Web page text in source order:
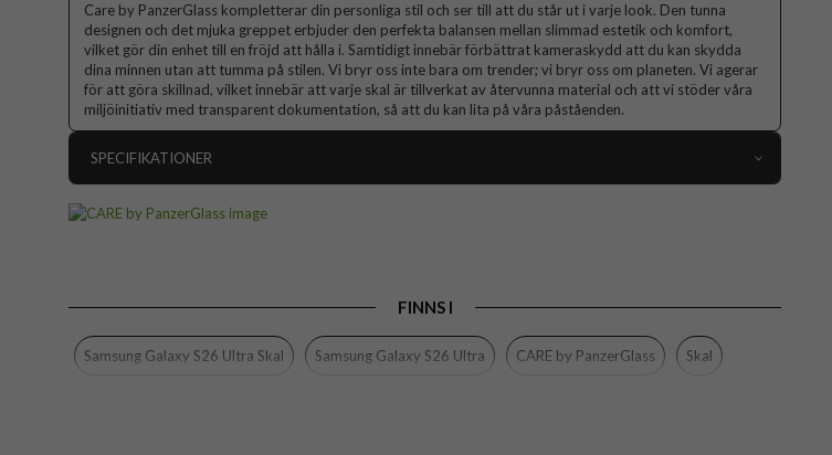
Care by PanzerGlass kompletterar din personliga stil och ser till att du står ut i varje look. Den tunna
designen och det mjuka greppet erbjuder den perfekta balansen mellan slimmad estetik och komfort,
vilket gör din enhet till en fröjd att hålla i. Samtidigt innebär förbättrat kameraskydd att du kan skydda
dina minnen utan att tumma på stilen. Vi bryr oss inte bara om trender; vi bryr oss om planeten. Vi agerar
för att göra skillnad, vilket innebär att varje skal är tillverkat av återvunna material och att vi stöder våra
miljöinitiativ med transparent dokumentation, så att du kan lita på våra påståenden.
SPECIFIKATIONER
Egenskaper
Trådlös laddning-kompatibel
Färg
FINNS I
Samsung Galaxy S26 Ultra Skal Samsung Galaxy S26 Ultra CARE by PanzerGlass Skal